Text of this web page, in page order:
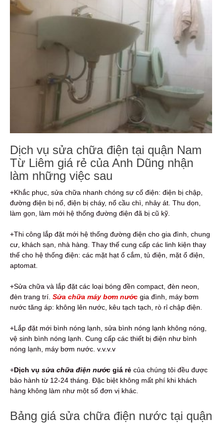
Dịch vụ sửa chữa điện tại quận Nam
Từ Liêm giá rẻ của Anh Dũng nhận
làm những việc sau
+Khắc phục, sửa chữa nhanh chóng sự cố điện: điện bị chập,
đường điện bị nổ, điện bị cháy, nổ cầu chì, nhảy át. Thu dọn,
làm gọn, làm mới hệ thống đường điện đã bị cũ kỹ.
+Thi công lắp đặt mới hệ thống đường điện cho gia đình, chung
cư, khách sạn, nhà hàng. Thay thế cung cấp các linh kiện thay
thế cho hệ thống điện: các mặt hạt ổ cắm, tủ điện, mặt ổ điện,
aptomat.
+Sửa chữa và lắp đặt các loại bóng đền compact, đèn neon,
đèn trang trí. Sửa chữa máy bơm nước gia đình, máy bơm
nước tăng áp: không lên nước, kêu tạch tạch, rò rỉ chập điện.
+Lắp đặt mới bình nóng lạnh, sửa bình nóng lạnh không nóng,
vệ sinh bình nóng lạnh. Cung cấp các thiết bị điện như bình
nóng lạnh, máy bơm nước. v.v.v.v
+Dịch vụ sửa chữa điện nước giá rẻ của chúng tôi đều được
bảo hành từ 12-24 tháng. Đặc biệt không mất phí khi khách
hàng không làm như một số đơn vị khác.
Bảng giá sửa chữa điện nước tại quận